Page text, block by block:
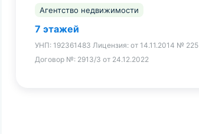
Агентство недвижимости
7 этажей
УНП: 192361483 Лицензия: от 14.11.2014 № 225
Договор №: 2913/3 от 24.12.2022